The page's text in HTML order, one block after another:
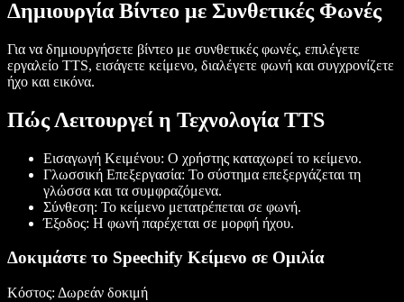
Δημιουργία Βίντεο με Συνθετικές Φωνές
Για να δημιουργήσετε βίντεο με συνθετικές φωνές, επιλέγετε
εργαλείο TTS, εισάγετε κείμενο, διαλέγετε φωνή και συγχρονίζετε
ήχο και εικόνα.
Πώς Λειτουργεί η Τεχνολογία TTS
Εισαγωγή Κειμένου: Ο χρήστης καταχωρεί το κείμενο.
Γλωσσική Επεξεργασία: Το σύστημα επεξεργάζεται τη
γλώσσα και τα συμφραζόμενα.
Σύνθεση: Το κείμενο μετατρέπεται σε φωνή.
Έξοδος: Η φωνή παρέχεται σε μορφή ήχου.
Δοκιμάστε το Speechify Κείμενο σε Ομιλία
Κόστος: Δωρεάν δοκιμή